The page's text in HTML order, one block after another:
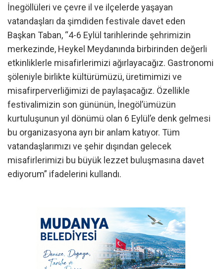
İnegöllüleri ve çevre il ve ilçelerde yaşayan
vatandaşları da şimdiden festivale davet eden
Başkan Taban, “4-6 Eylül tarihlerinde şehrimizin
merkezinde, Heykel Meydanında birbirinden değerli
etkinliklerle misafirlerimizi ağırlayacağız. Gastronomi
şöleniyle birlikte kültürümüzü, üretimimizi ve
misafirperverliğimizi de paylaşacağız. Özellikle
festivalimizin son gününün, İnegöl’ümüzün
kurtuluşunun yıl dönümü olan 6 Eylül’e denk gelmesi
bu organizasyona ayrı bir anlam katıyor. Tüm
vatandaşlarımızı ve şehir dışından gelecek
misafirlerimizi bu büyük lezzet buluşmasına davet
ediyorum” ifadelerini kullandı.